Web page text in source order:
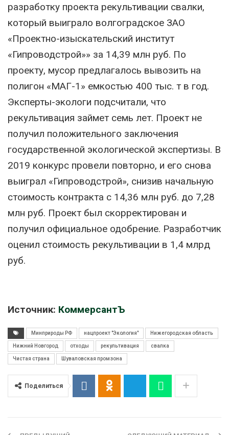
разработку проекта рекультивации свалки,
который выиграло волгоградское ЗАО
«Проектно-изыскательский институт
«Гипроводстрой»» за 14,39 млн руб. По
проекту, мусор предлагалось вывозить на
полигон «МАГ-1» емкостью 400 тыс. т в год.
Эксперты-экологи подсчитали, что
рекультивация займет семь лет. Проект не
получил положительного заключения
государственной экологической экспертизы. В
2019 конкурс провели повторно, и его снова
выиграл «Гипроводстрой», снизив начальную
стоимость контракта с 14,36 млн руб. до 7,28
млн руб. Проект был скорректирован и
получил официальное одобрение. Разработчик
оценил стоимость рекультивации в 1,4 млрд
руб.
Источник: КоммерсантЪ
Минприроды РФ нацпроект "Экология" Нижегородская область
Нижний Новгород отходы рекультивация свалка
Чистая страна Шуваловская промзона
Поделиться